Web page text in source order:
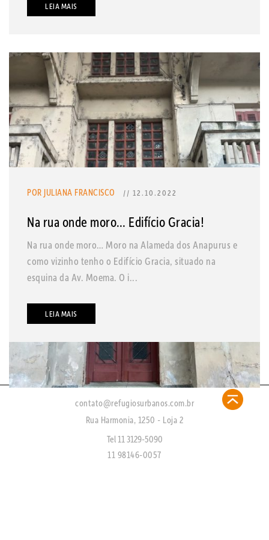
LEIA MAIS
POR JULIANA FRANCISCO // 12.10.2022
Na rua onde moro… Edifício Gracia!
Na rua onde moro… Moro na Alameda dos Anapurus e
como vizinho tenho o Edifício Gracia, situado na
esquina da Av. Moema. O i...
LEIA MAIS
contato@refugiosurbanos.com.br
Rua Harmonia, 1250 - Loja 2
Tel 11 3129-5090
11 98146-0057